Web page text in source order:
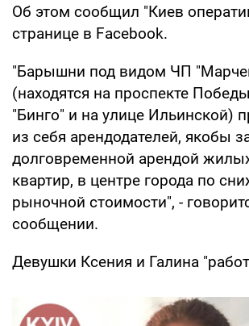
Об этом сообщил "Киев
странице в Facebook.
"Барышни под видом ЧП
(находятся на проспекте
"Бинго" и на улице Ильинской)
из себя арендодателей, якобы
долговременной арендой
квартир, в центре города по
рыночной стоимости", -
сообщении.
Девушки Ксения и Галина